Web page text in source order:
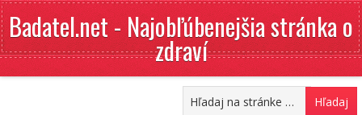
Badatel.net - Najobľúbenejšia stránka o
zdraví